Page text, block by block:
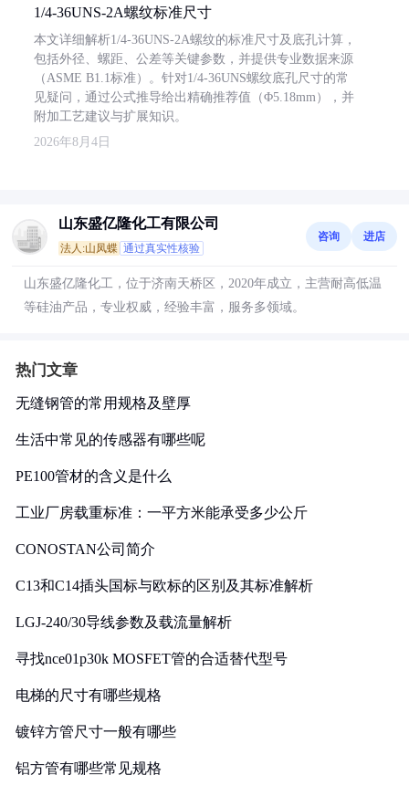
1/4-36UNS-2A螺纹标准尺寸
本文详细解析1/4-36UNS-2A螺纹的标准尺寸及底孔计算，
包括外径、螺距、公差等关键参数，并提供专业数据来源
（ASME B1.1标准）。针对1/4-36UNS螺纹底孔尺寸的常
见疑问，通过公式推导给出精确推荐值（Φ5.18mm），并
附加工艺建议与扩展知识。
2026年8月4日
山东盛亿隆化工有限公司
法人:山凤蝶 通过真实性核验
咨询 进店
山东盛亿隆化工，位于济南天桥区，2020年成立，主营耐高低温
等硅油产品，专业权威，经验丰富，服务多领域。
热门文章
无缝钢管的常用规格及壁厚
生活中常见的传感器有哪些呢
PE100管材的含义是什么
工业厂房载重标准：一平方米能承受多少公斤
CONOSTAN公司简介
C13和C14插头国标与欧标的区别及其标准解析
LGJ-240/30导线参数及载流量解析
寻找nce01p30k MOSFET管的合适替代型号
电梯的尺寸有哪些规格
镀锌方管尺寸一般有哪些
铝方管有哪些常见规格